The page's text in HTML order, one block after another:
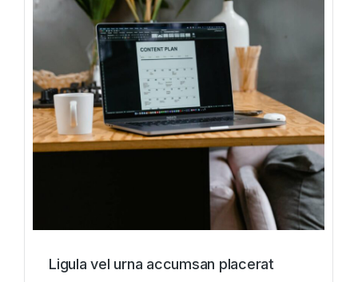
Ligula vel urna accumsan placerat